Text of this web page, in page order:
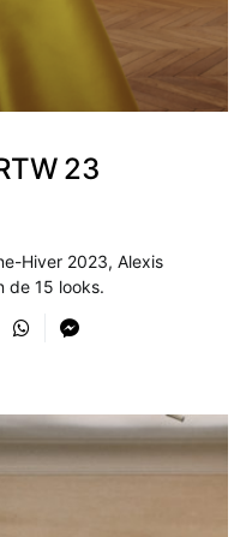
23
Hiver 2023, Alexis
de 15 looks.